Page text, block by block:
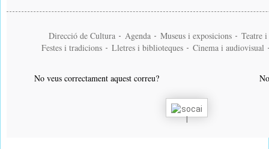
Direcció de Cultura - Agenda - Museus i exposicions - Teatre
Festes i tradicions - Lletres i biblioteques - Cinema i audiovisual
No veus correctament aquest correu?